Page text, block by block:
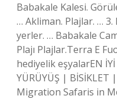
Babakale Kalesi.
… Akliman. Plajlar. …
yerler. … Babakale
Plajı Plajlar.Terra E
hediyelik eşyalarEN
YÜRÜYÜŞ |
Migration Safaris in